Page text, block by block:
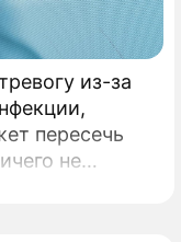
из-за
пересечь
не